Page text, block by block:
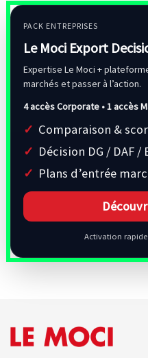
PACK ENTREPRISES
Le Moci Export
Expertise Le Moci +
marchés et passer à l’action.
4 accès Corporate • 1 accès
Comparaison &
Décision DG / DAF
Plans d’entrée
Activation